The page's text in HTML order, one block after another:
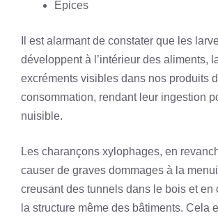
Épices
Il est alarmant de constater que les
développent à l’intérieur des aliments,
excréments visibles dans nos produits
consommation, rendant leur ingestion
nuisible.
Les charançons xylophages, en
causer de graves dommages à la
creusant des tunnels dans le bois et en
la structure même des bâtiments. Cela